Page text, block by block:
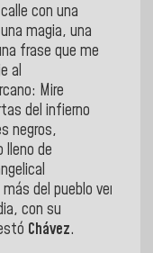
con una
magia, una
frase que me
al
Mire
del infierno
negros,
lleno de
más del pueblo venezolano
con su
Chávez.